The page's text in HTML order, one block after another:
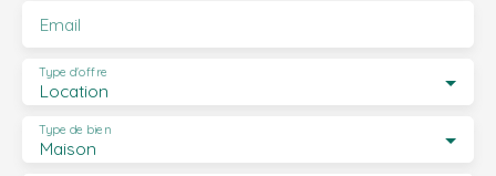
Email
Location
Type d'offre
Maison
Type de bien